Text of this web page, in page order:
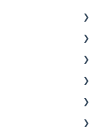
Shopify
d'E-commerces